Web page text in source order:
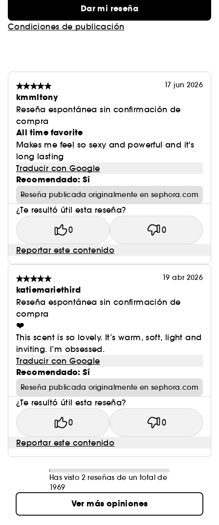
Dar mi reseña
Condiciones de publicación
17 jun 2026
kmmltony
Reseña espontánea sin confirmación de
compra
All time favorite
Makes me feel so sexy and powerful and it's
long lasting
Traducir con Google
Recomendado: Sí
Reseña publicada originalmente en sephora.com
¿Te resultó útil esta reseña?
0 0
Reportar este contenido
19 abr 2026
katiemariethird
Reseña espontánea sin confirmación de
compra
❤️
This scent is so lovely. It’s warm, soft, light and
inviting. I’m obsessed.
Traducir con Google
Recomendado: Sí
Reseña publicada originalmente en sephora.com
¿Te resultó útil esta reseña?
0 0
Reportar este contenido
Has visto 2 reseñas de un total de
1969
Ver más opiniones